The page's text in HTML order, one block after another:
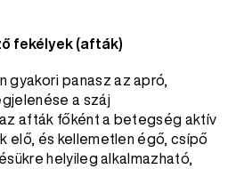
fekélyek (afták)
gyakori panasz az apró,
a száj
afták főként a betegség aktív
elő, és kellemetlen égő, csípő
helyileg alkalmazható,